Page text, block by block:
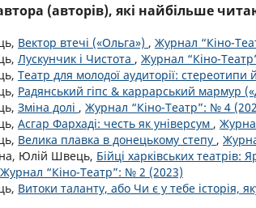
(авторів), які найбільше
Вектор втечі («Ольга») , Журнал “Кіно-
Лускунчик і Чистота , Журнал “Кіно-
Театр для молодої аудиторії: стереотипи
Радянський гіпс & каррарський мармур
Зміна долі , Журнал “Кіно-Театр”: № 4
Асгар Фархаді: честь як універсум ,
Велика плавка в донецькому степу ,
Юлій Швець, Бійці харківських
Журнал “Кіно-Театр”: № 2 (2023)
Витоки таланту, або Чи є у тебе історія,